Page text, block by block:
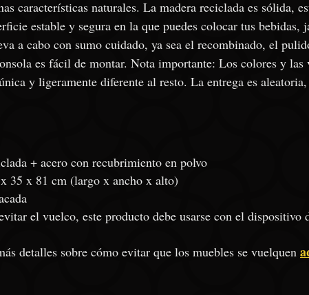
características naturales. La madera reciclada es sólida,
estable y segura en la que puedes colocar tus
a cabo con sumo cuidado, ya sea el recombinado, el
es fácil de montar. Nota importante: Los colores y
y ligeramente diferente al resto. La entrega es
+ acero con recubrimiento en polvo
35 x 81 cm (largo x ancho x alto)
el vuelco, este producto debe usarse con el
detalles sobre cómo evitar que los muebles se vuelquen